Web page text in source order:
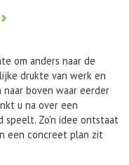
om anders naar de
drukte van werk en
boven waar eerder
u na over een
speelt. Zo'n idee ontstaat
een concreet plan zit